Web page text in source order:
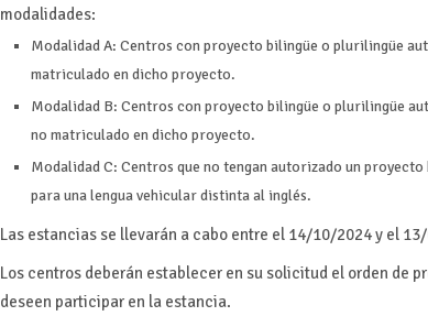
modalidades:
Modalidad A: Centros con proyecto bilingüe o plurilingüe
matriculado en dicho proyecto.
Modalidad B: Centros con proyecto bilingüe o plurilingüe
no matriculado en dicho proyecto.
Modalidad C: Centros que no tengan autorizado un
para una lengua vehicular distinta al inglés.
Las estancias se llevarán a cabo entre el 14/10/2024 y el
Los centros deberán establecer en su solicitud el orden de
deseen participar en la estancia.